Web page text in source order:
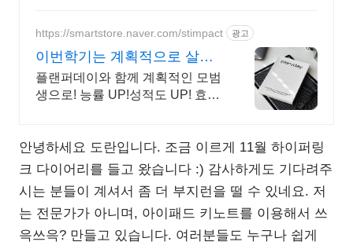
https://smartstore.naver.com/stimpact 광고
이번학기는 계획적으로 살자!
하루를 효율적으로 완벽하게
플랜퍼데이와 함께 계획적인 모범
생으로! 능률 UP!성적도 UP! 효율
보세요!
안녕하세요 도란입니다. 조금 이르게 11월 하이퍼링
크 다이어리를 들고 왔습니다 :) 감사하게도 기다려주
시는 분들이 계셔서 좀 더 부지런을 떨 수 있네요. 저
는 전문가가 아니며, 아이패드 키노트를 이용해서 쓰
윽쓰윽? 만들고 있습니다. 여러분들도 누구나 쉽게